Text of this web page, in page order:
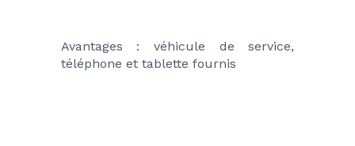
Avantages : véhicule de service,
téléphone et tablette fournis